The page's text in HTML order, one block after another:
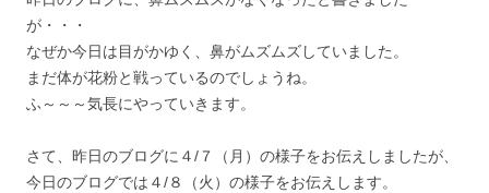
が・・・
なぜか今日は目がかゆく、鼻がムズムズしていました。
まだ体が花粉と戦っているのでしょうね。
ふ～～～気長にやっていきます。
さて、昨日のブログに４/７（月）の様子をお伝えしましたが、
今日のブログでは４/８（火）の様子をお伝えします。